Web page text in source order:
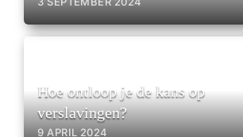
Hoe ontloop je de kans op
verslavingen?
9 APRIL 2024